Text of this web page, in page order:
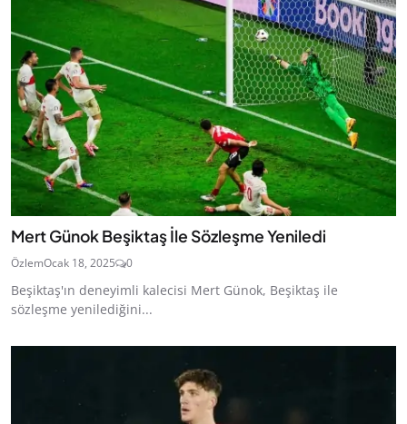
Mert Günok Beşiktaş İle Sözleşme Yeniledi
ÖzlemOcak 18, 2025 0
Beşiktaş'ın deneyimli kalecisi Mert Günok, Beşiktaş ile
sözleşme yenilediğini...